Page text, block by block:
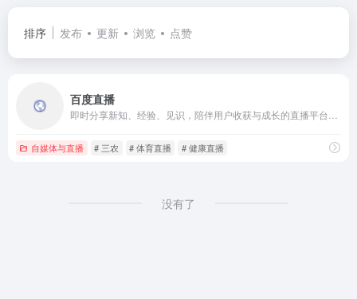
排序 发布 更新 浏览 点赞
百度直播
自媒体与直播 # 三农 # 体育直播 # 健康直播
没有了